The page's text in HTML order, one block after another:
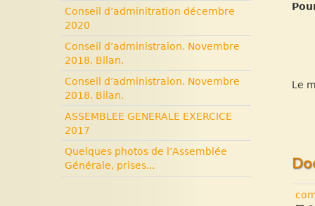
Le
Conseil d’adminitration décembre
2020
Conseil d’administraion. Novembre
2018. Bilan.
Conseil d’administraion. Novembre
2018. Bilan.
ASSEMBLEE GENERALE EXERCICE
2017
Quelques photos de l’Assemblée
Générale, prises...